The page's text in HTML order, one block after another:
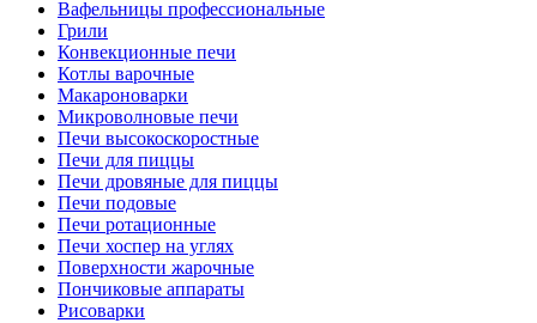
Вафельницы профессиональные
Грили
Конвекционные печи
Котлы варочные
Макароноварки
Микроволновые печи
Печи высокоскоростные
Печи для пиццы
Печи дровяные для пиццы
Печи подовые
Печи ротационные
Печи хоспер на углях
Поверхности жарочные
Пончиковые аппараты
Рисоварки